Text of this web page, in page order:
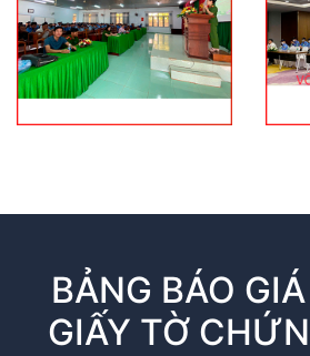
BẢNG BÁO
GIẤY TỜ